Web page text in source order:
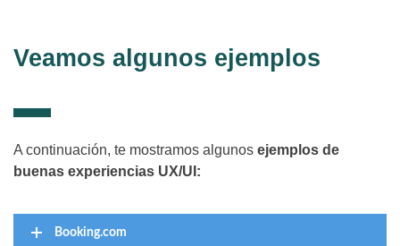
Veamos algunos ejemplos
A continuación, te mostramos algunos ejemplos de
buenas experiencias UX/UI:
Booking.com